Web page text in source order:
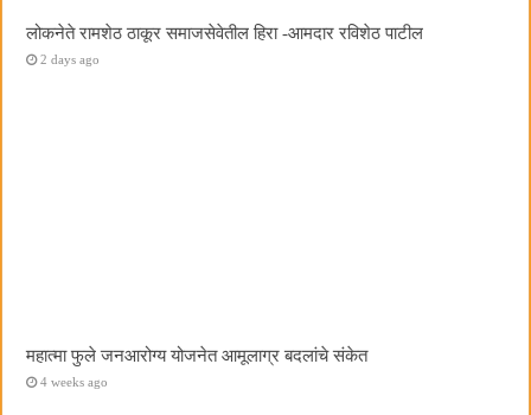
लोकनेते रामशेठ ठाकूर समाजसेवेतील हिरा -आमदार रविशेठ पाटील
2 days ago
महात्मा फुले जनआरोग्य योजनेत आमूलाग्र बदलांचे संकेत
4 weeks ago